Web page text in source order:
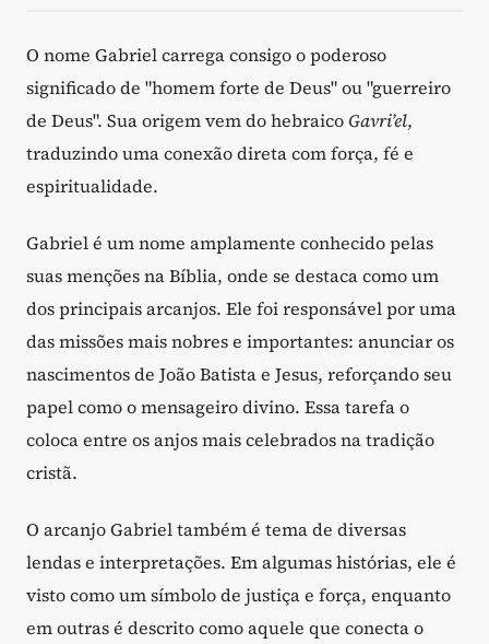
O nome Gabriel carrega consigo o poderoso
significado de "homem forte de Deus" ou "guerreiro
de Deus". Sua origem vem do hebraicoGavriʼel,
traduzindo uma conexão direta com força, fé e
espiritualidade.
Gabriel é um nome amplamente conhecido pelas
suas menções na Bíblia, onde se destaca como um
dos principais arcanjos. Ele foi responsável por uma
das missões mais nobres e importantes: anunciar os
nascimentos de João Batista e Jesus, reforçando seu
papel como o mensageiro divino. Essa tarefa o
coloca entre os anjos mais celebrados na tradição
cristã.
O arcanjo Gabriel também é tema de diversas
lendas e interpretações. Em algumas histórias, ele é
visto como um símbolo de justiça e força, enquanto
em outras é descrito como aquele que conecta o